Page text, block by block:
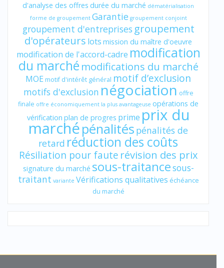
d'analyse des offres durée du marché dématérialisation
forme de groupement Garantie groupement conjoint
groupement d'entreprises groupement
d'opérateurs lots mission du maître d'oeuvre
modification de l'accord-cadre modification
du marché modifications du marché
MOE motif d'intérêt général motif d’exclusion
motifs d'exclusion négociation offre
finale offre économiquement la plus avantageuse opérations de
vérification plan de progres prime prix du
marchépénalités pénalités de
retard réduction des coûts
Résiliation pour faute révision des prix
signature du marché sous-traitancesous-
traitant variante Vérifications qualitatives échéance
du marché